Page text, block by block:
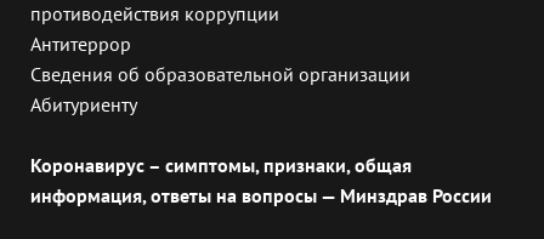
противодействия коррупции
Антитеррор
Сведения об образовательной организации
Абитуриенту
Коронавирус – симптомы, признаки, общая
информация, ответы на вопросы — Минздрав России